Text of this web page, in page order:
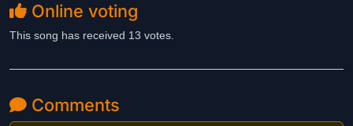
Online voting
This song has received 13 votes.
Comments